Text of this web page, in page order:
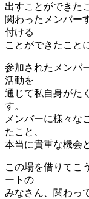
出すことができた
関わったメンバー
付ける
ことができたこと
参加されたメンバ
活動を
通じて私自身がた
す。
メンバーに様々な
たこと、
本当に貴重な機会
この場を借りてこ
ートの
みなさん、関わっ